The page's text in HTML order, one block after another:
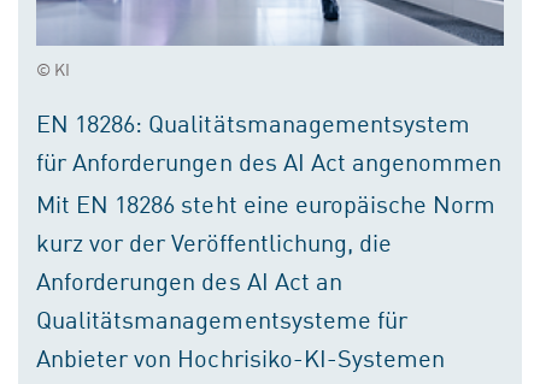
© KI
EN 18286: Qualitätsmanagementsystem
für Anforderungen des AI Act angenommen
Mit EN 18286 steht eine europäische Norm
kurz vor der Veröffentlichung, die
Anforderungen des AI Act an
Qualitätsmanagementsysteme für
Anbieter von Hochrisiko-KI-Systemen